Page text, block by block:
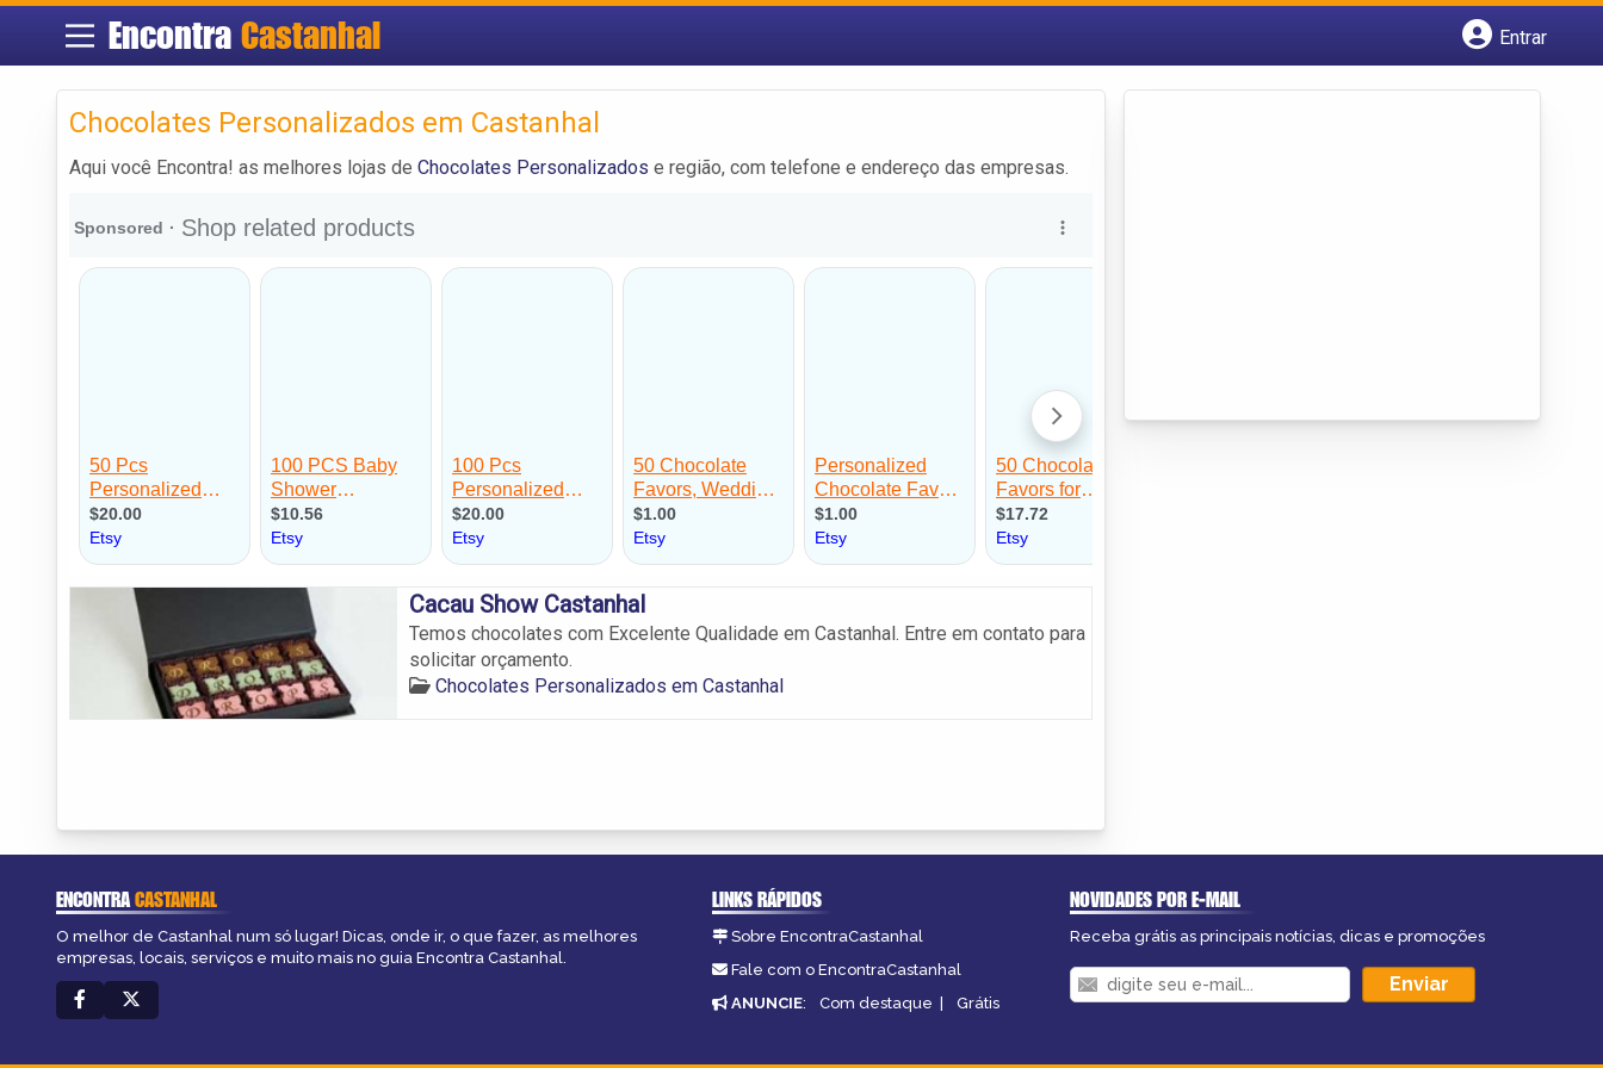
Encontra Castanhal
Entrar
Chocolates Personalizados em Castanhal
Aqui você Encontra! as melhores lojas de Chocolates Personalizados e região, com telefone e endereço das empresas.
Cacau Show Castanhal
Temos chocolates com Excelente Qualidade em Castanhal. Entre em contato para
solicitar orçamento.
Chocolates Personalizados em Castanhal
ENCONTRACASTANHAL
O melhor de Castanhal num só lugar! Dicas, onde ir, o que fazer, as melhores
empresas, locais, serviços e muito mais no guia Encontra Castanhal.
LINKS RÁPIDOS
Sobre EncontraCastanhal
Fale com o EncontraCastanhal
ANUNCIE: Com destaque | Grátis
NOVIDADES POR E-MAIL
Receba grátis as principais notícias, dicas e promoções